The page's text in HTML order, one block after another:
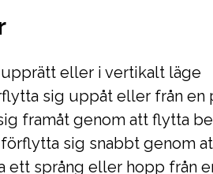
eller i vertikalt läge
sig uppåt eller från en
framåt genom att flytta
sig snabbt genom
ett språng eller hopp från